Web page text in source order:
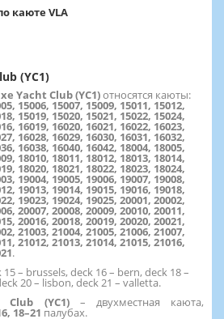
каюте VLA
(YC1)
Yacht Club (YC1)относятся каюты:
15006, 15007, 15009, 15011, 15012,
15019, 15020, 15021, 15022, 15024,
16019, 16020, 16021, 16022, 16023,
16028, 16029, 16030, 16031, 16032,
16038, 16040, 16042, 18004, 18005,
18010, 18011, 18012, 18013, 18014,
18020, 18021, 18022, 18023, 18024,
19004, 19005, 19006, 19007, 19008,
19013, 19014, 19015, 19016, 19018,
19023, 19024, 19025, 20001, 20002,
20007, 20008, 20009, 20010, 20011,
20016, 20018, 20019, 20020, 20021,
21003, 21004, 21005, 21006, 21007,
21012, 21013, 21014, 21015, 21016,
.
– brussels, deck 16 – bern, deck 18 –
20 – lisbon, deck 21 – valletta.
(YC1) – двухместная каюта,
18–21 палубах.